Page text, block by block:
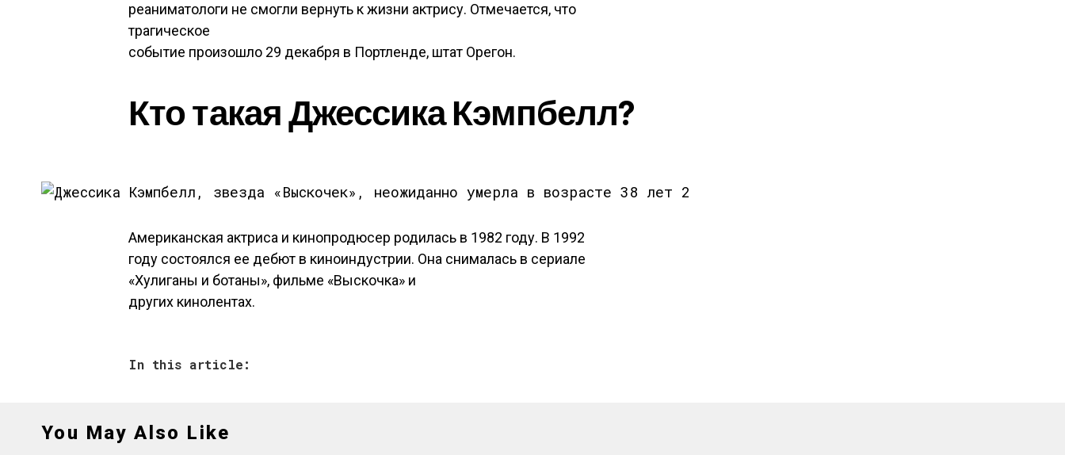
реаниматологи не смогли вернуть к жизни актрису. Отмечается, что
трагическое
событие произошло 29 декабря в Портленде, штат Орегон.
Кто такая Джессика Кэмпбелл?
Американская актриса и кинопродюсер родилась в 1982 году. В 1992
году состоялся ее дебют в киноиндустрии. Она снималась в сериале
«Хулиганы и ботаны», фильме «Выскочка» и
других кинолентах.
In this article:
You May Also Like